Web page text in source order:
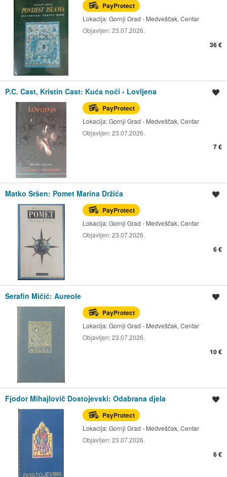
PayProtect
Lokacija:Gornji Grad - Medveščak, Centar
Objavljen:23.07.2026.
36 €
P.C. Cast, Kristin Cast: Kuća noći - Lovljena
PayProtect
Lokacija:Gornji Grad - Medveščak, Centar
Objavljen:23.07.2026.
7 €
Matko Sršen: Pomet Marina Držića
PayProtect
Lokacija:Gornji Grad - Medveščak, Centar
Objavljen:23.07.2026.
6 €
Serafin Mičić: Aureole
PayProtect
Lokacija:Gornji Grad - Medveščak, Centar
Objavljen:23.07.2026.
10 €
Fjodor Mihajlovič Dostojevski: Odabrana djela
PayProtect
Lokacija:Gornji Grad - Medveščak, Centar
Objavljen:23.07.2026.
6 €